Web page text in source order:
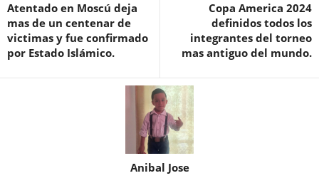
Atentado en Moscú deja
mas de un centenar de
victimas y fue confirmado
por Estado Islámico.
Copa America 2024
definidos todos los
integrantes del torneo
mas antiguo del mundo.
Anibal Jose